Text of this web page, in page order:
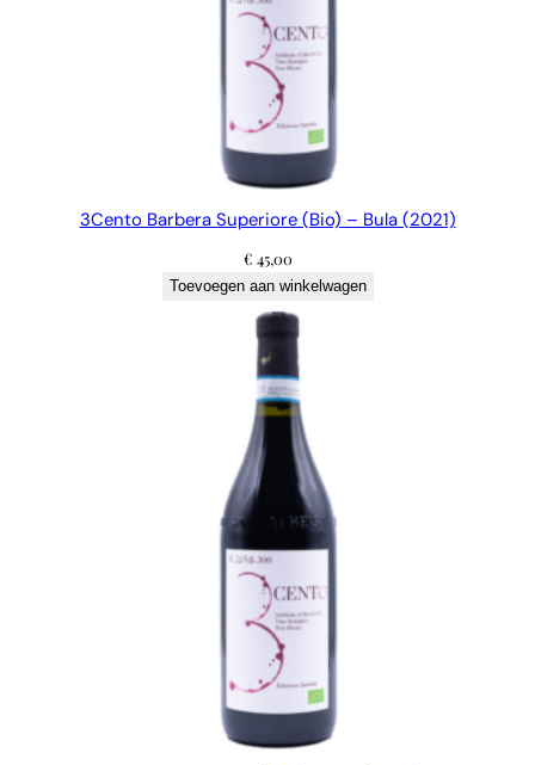
3Cento Barbera Superiore (Bio) – Bula (2021)
€ 45,00
Toevoegen aan winkelwagen